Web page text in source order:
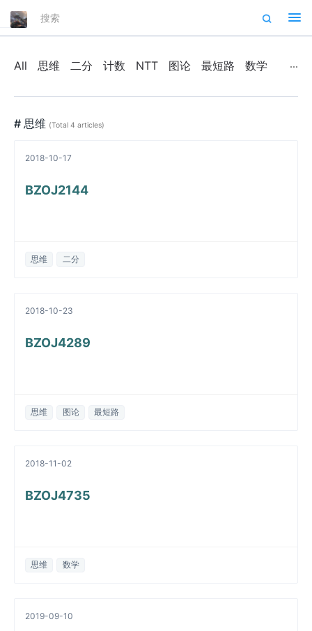
All
思维 二分 计数 NTT 图论 最短路 数学
# 思维 (Total 4 articles)
2018-10-17
BZOJ2144
思维 二分
2018-10-23
BZOJ4289
思维 图论 最短路
2018-11-02
BZOJ4735
思维 数学
2019-09-10